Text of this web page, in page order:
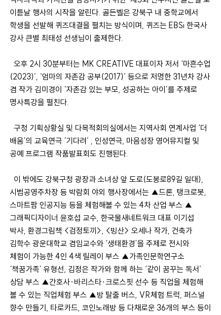
이튿날 행사의 시작을 알린다. 골든벨은 강북구 내 중학교에서
학생을 선발해 퀴즈대결을 펼치는 방식이며, 퀴즈는 EBSi 한국사
강사 큰별 최태성 선생님이 출제한다.
오후 2시 30분부터는 MK CREATIVE 대표이자 저서 ‘마흔수업
(2023)’, ‘엄마의 자존감 공부(2017)’ 등으로 저명한 31년차 강사
겸 작가 김미경이 ‘자존감 있는 부모, 성공하는 아이’를 주제로
명사특강을 펼친다.
구청 기획상황실 및 다목적회의실에서는 지역사회 연계사업 ‘더
배움’의 교육연극 ‘기다려’ , 인성연극, 마음성장 영어뮤지컬 및
공예 프로그램 작품발표회도 진행된다.
이 밖에도 강북구청 광장과 소녀상 앞 도로(도봉로89길 일대),
시범공영주차장 등 박람회 야외 행사장에서는 ▲드론, 탱크로봇,
스마트팜 인공지능 등을 체험해볼 수 있는 4차 산업 부스 ▲
그래픽디자이너 윤호섭 교수, 한국물새네트워크 대표 이기섭
박사, 환경그림책 <검정토끼>, <빙산> 오세나 작가, 건축가
김학수 광운대학교 겸임교수와 ‘생태환경’을 주제로 전시와
체험이 가능한 4인 4색 릴레이 부스 ▲가족인문학연구소
‘책꿈가족’ 유형선, 김정은 작가와 함께 하는 ‘같이 꿈꾸는 독서’
상담 부스 ▲간호사·바리스타·크로스핏 선수 등 직업을 체험해
볼 수 있는 직업체험 부스 ▲방 탈출 버스, VR체험 트럭, 퍼스널
향수 만들기, 타로카드, 코인노래방 등 다채로운 36개의 부스 등이